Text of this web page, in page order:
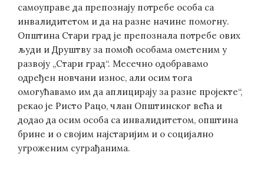
самоуправе да препознају потребе особа са
инвалидитетом и да на разне начине помогну.
Општина Стари град је препознала потребе ових
људи и Друштву за помоћ особама ометеним у
развоју „Стари град“. Месечно одобравамо
одређен новчани износ, али осим тога
омогућавамо им да аплицирају за разне пројекте“,
рекао је Ристо Рацо, члан Општинског већа и
додао да осим особа са инвалидитетом, општина
брине и о својим најстаријим и о социјално
угроженим суграђанима.